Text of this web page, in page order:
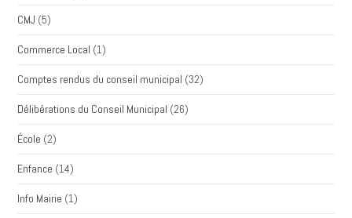
CMJ (5)
Commerce Local (1)
Comptes rendus du conseil municipal (32)
Délibérations du Conseil Municipal (26)
École (2)
Enfance (14)
Info Mairie (1)